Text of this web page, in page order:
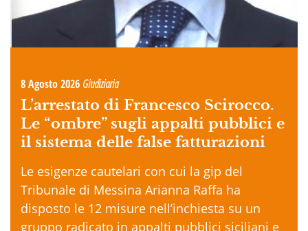
8 Agosto 2026 Giudiziaria
L’arrestato di Francesco Scirocco.
Le “ombre” sugli appalti pubblici e
il sistema delle false fatturazioni
Le esigenze cautelari con cui la gip del
Tribunale di Messina Arianna Raffa ha
disposto le 12 misure nell’inchiesta su un
gruppo radicato in appalti pubblici siciliani e